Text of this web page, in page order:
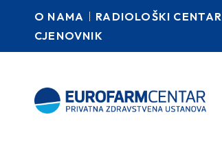
O NAMA RADIOLOŠKI CENTAR
CJENOVNIK